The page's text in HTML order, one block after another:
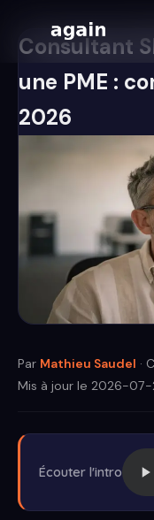
Consultant
une PME :
2026
Par Mathieu Saudel ·
Mis à jour le 2026-07-
Écouter l'intro